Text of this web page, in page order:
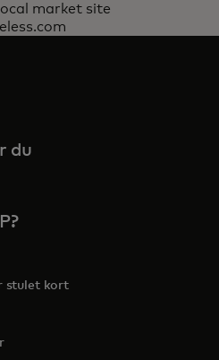
market site
du
stulet kort